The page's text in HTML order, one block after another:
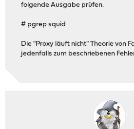
folgende Ausgabe prüfen.
# pgrep squid
Die "Proxy läuft nicht" Theorie von
jedenfalls zum beschriebenen